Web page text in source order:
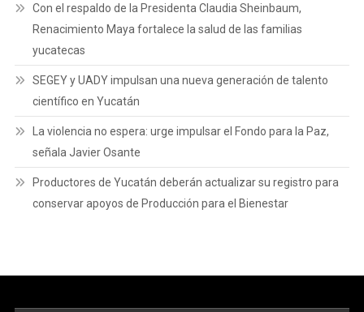
Con el respaldo de la Presidenta Claudia Sheinbaum,
Renacimiento Maya fortalece la salud de las familias
yucatecas
SEGEY y UADY impulsan una nueva generación de talento
científico en Yucatán
La violencia no espera: urge impulsar el Fondo para la Paz,
señala Javier Osante
Productores de Yucatán deberán actualizar su registro para
conservar apoyos de Producción para el Bienestar